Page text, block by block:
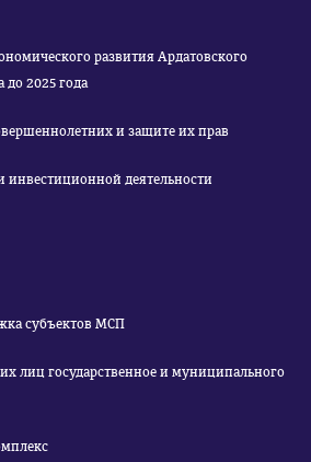
развития Ардатовского
2025 года
и защите их прав
инвестиционной деятельности
субъектов МСП
лиц государственное и муниципального